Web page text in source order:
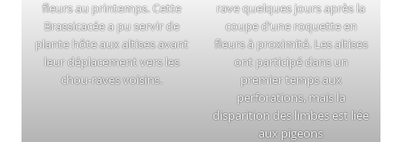
fleurs au printemps. Cette
Brassicacée a pu servir de
plante hôte aux altises avant
leur déplacement vers les
chou-raves voisins.
rave quelques jours après la
coupe d’une roquette en
fleurs à proximité. Les altises
ont participé dans un
premier temps aux
perforations, mais la
disparition des limbes est liée
aux pigeons